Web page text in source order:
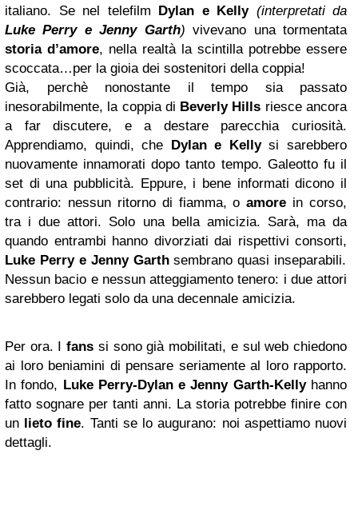
italiano. Se nel telefilm Dylan e Kelly(interpretati da
Luke Perrye Jenny Garth) vivevano una tormentata
storia d’amore, nella realtà la scintilla potrebbe essere
scoccata…per la gioia dei sostenitori della coppia!
Già, perchè nonostante il tempo sia passato
inesorabilmente, la coppia di Beverly Hills riesce ancora
a far discutere, e a destare parecchia curiosità.
Apprendiamo, quindi, che Dylan e Kellysi sarebbero
nuovamente innamorati dopo tanto tempo. Galeotto fu il
set di una pubblicità. Eppure, i bene informati dicono il
contrario: nessun ritorno di fiamma, oamore in corso,
tra i due attori. Solo una bella amicizia. Sarà, ma da
quando entrambi hanno divorziati dai rispettivi consorti,
Luke Perry e Jenny Garthsembrano quasi inseparabili.
Nessun bacio e nessun atteggiamento tenero: i due attori
sarebbero legati solo da una decennale amicizia.
Per ora. Ifans si sono già mobilitati, e sul web chiedono
ai loro beniamini di pensare seriamente al loro rapporto.
In fondo, Luke Perry-Dylan e Jenny Garth-Kellyhanno
fatto sognare per tanti anni. La storia potrebbe finire con
un lieto fine. Tanti se lo augurano: noi aspettiamo nuovi
dettagli.